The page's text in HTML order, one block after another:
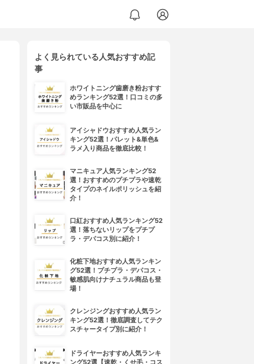
よく見られている人気おすすめ記
事
ホワイトニング歯磨き粉おすす
めランキング52選！口コミの多
い市販品を中心に
アイシャドウおすすめ人気ラン
キング52選！パレット&単色&
ラメ入り商品を徹底比較！
マニキュア人気ランキング52
選！おすすめのプチプラや速乾
タイプのネイルポリッシュを紹
介！
口紅おすすめ人気ランキング52
選！落ちないリップをプチプ
ラ・デパコス別に紹介！
化粧下地おすすめ人気ランキン
グ52選！プチプラ・デパコス・
敏感肌向けナチュラル商品も登
場！
クレンジングおすすめ人気ラン
キング52選！徹底調査してテク
スチャータイプ別に紹介！
ドライヤーおすすめ人気ランキ
ング52選【速乾・くせ毛・コス